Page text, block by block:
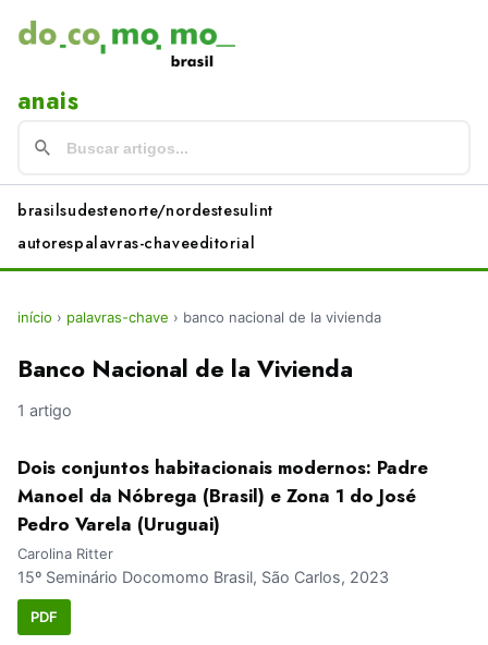
anais
brasilsudestenorte/nordestesulint
autorespalavras-chaveeditorial
início › palavras-chave › banco nacional de la vivienda
Banco Nacional de la Vivienda
1 artigo
Dois conjuntos habitacionais modernos: Padre
Manoel da Nóbrega (Brasil) e Zona 1 do José
Pedro Varela (Uruguai)
Carolina Ritter
15º Seminário Docomomo Brasil, São Carlos, 2023
PDF